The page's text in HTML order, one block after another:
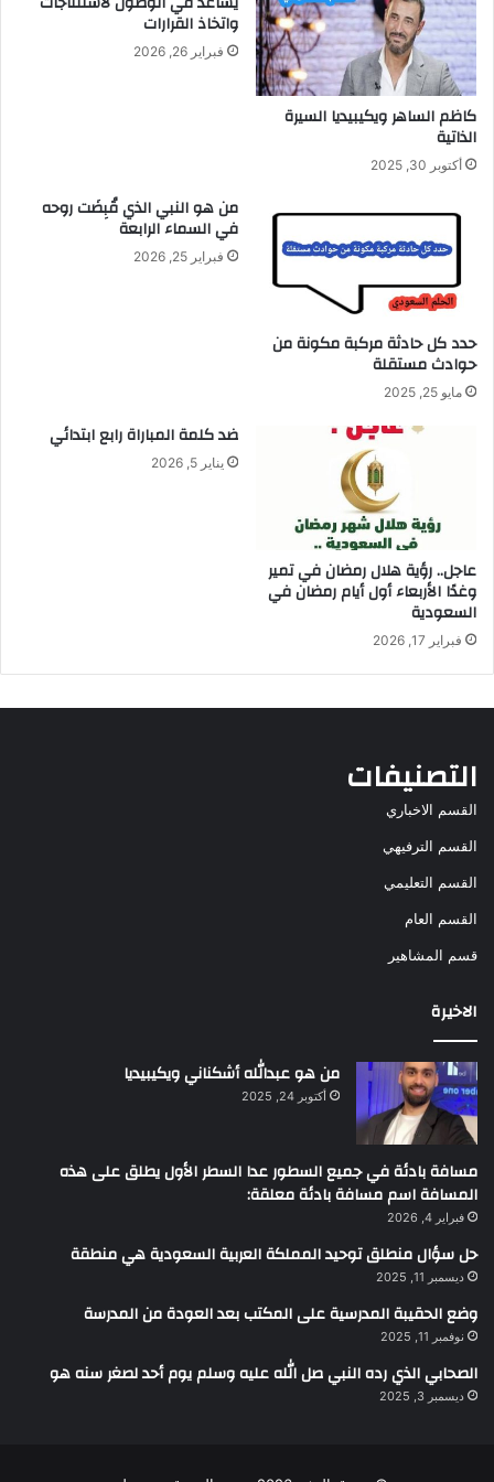
كاظم الساهر ويكيبيديا السيرة
الذاتية
أكتوبر 30, 2025
واتخاذ القرارات
فبراير 26, 2026
حدد كل حادثة مركبة مكونة من
حوادث مستقلة
مايو 25, 2025
من هو النبي الذي قُبِضَت روحه
في السماء الرابعة
فبراير 25, 2026
عاجل.. رؤية هلال رمضان في تمير
وغدًا الأربعاء أول أيام رمضان في
السعودية
فبراير 17, 2026
ضد كلمة المباراة رابع ابتدائي
يناير 5, 2026
التصنيفات
القسم الاخباري
القسم الترفيهي
القسم التعليمي
القسم العام
قسم المشاهير
الاخيرة
من هو عبدالله أشكناني ويكيبيديا
أكتوبر 24, 2025
مسافة بادئة في جميع السطور عدا السطر الأول يطلق على هذه
المسافة اسم مسافة بادئة معلقة:
فبراير 4, 2026
حل سؤال منطلق توحيد المملكة العربية السعودية هي منطقة
ديسمبر 11, 2025
وضع الحقيبة المدرسية على المكتب بعد العودة من المدرسة
نوفمبر 11, 2025
الصحابي الذي رده النبي صل الله عليه وسلم يوم أحد لصغر سنه هو
ديسمبر 3, 2025